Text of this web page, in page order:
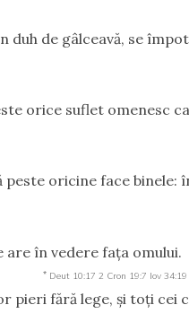
duh de gâlceavă, se
orice suflet omenesc
peste oricine face binele:
are în vedere faţa omului.
* Deut 10:17 2 Cron 19:7 Iov 34:19
pieri fără lege, şi toţi cei